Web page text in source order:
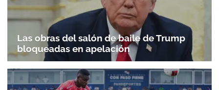
Las obras del salón de baile de Trump
bloqueadas en apelación